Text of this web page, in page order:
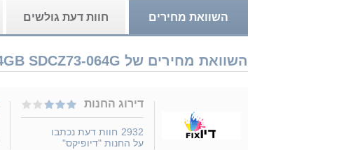
השוואת מחירים חוות דעת גולשים
השוואת מחירים של SanDisk Ultra Flair Z73 USB 64GB SDCZ73-064G נמכר ב 9 חנויות
דירוג החנות
2932 חוות דעת נכתבו
על החנות "דיופיקס"